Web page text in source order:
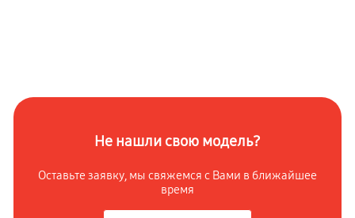
Не нашли свою модель?
Оставьте заявку, мы свяжемся с Вами в ближайшее
время